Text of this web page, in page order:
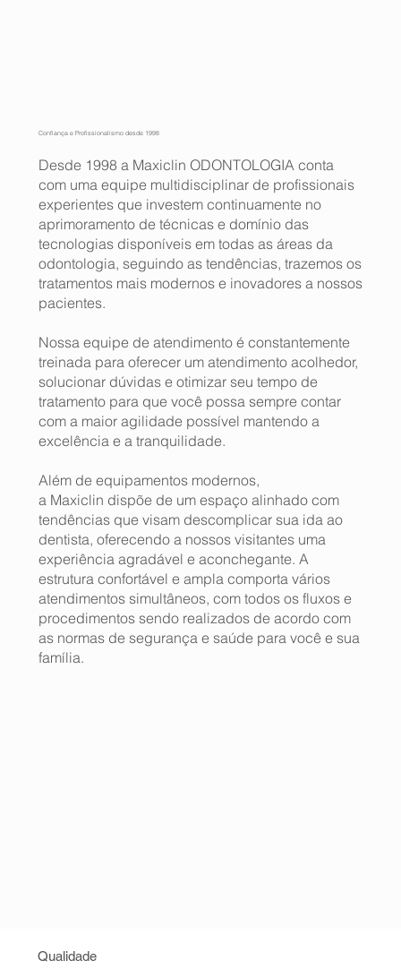
Confiança e Profissionalismo desde 1998
Desde 1998 a Maxiclin ODONTOLOGIA conta
com uma equipe multidisciplinar de profissionais
experientes que investem continuamente no
aprimoramento de técnicas e domínio das
tecnologias disponíveis em todas as áreas da
odontologia, seguindo as tendências, trazemos os
tratamentos mais modernos e inovadores a nossos
pacientes.
Nossa equipe de atendimento é constantemente
treinada para oferecer um atendimento acolhedor,
solucionar dúvidas e otimizar seu tempo de
tratamento para que você possa sempre contar
com a maior agilidade possível mantendo a
excelência e a tranquilidade.
Além de equipamentos modernos,
a Maxiclin dispõe de um espaço alinhado com
tendências que visam descomplicar sua ida ao
dentista, oferecendo a nossos visitantes uma
experiência agradável e aconchegante. A
estrutura confortável e ampla comporta vários
atendimentos simultâneos, com todos os fluxos e
procedimentos sendo realizados de acordo com
as normas de segurança e saúde para você e sua
família.
Qualidade